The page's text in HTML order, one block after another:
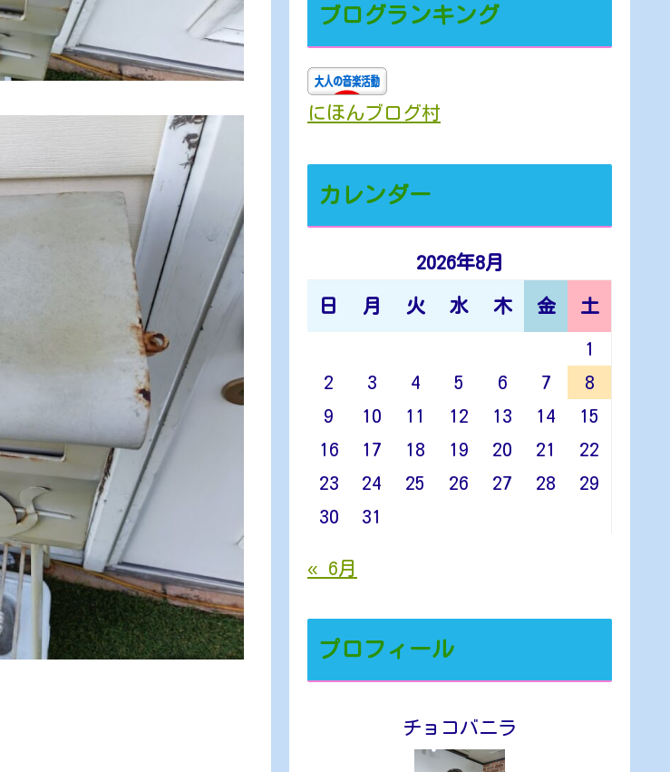
ブログランキング
にほんブログ村
カレンダー
2026年8月
日 月 火 水 木 金 土
1
2
3 4 5 6 7
8
9
10 11 12 13 14
15
16
17 18 19 20 21
22
23
24 25 26 27 28
29
30
31
« 6月
プロフィール
チョコバニラ